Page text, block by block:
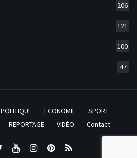
206
121
100
47
POLITIQUE ECONOMIE
SPORT
REPORTAGE VIDÉO Contact